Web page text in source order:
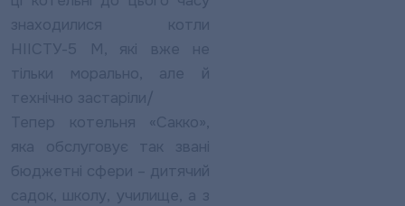
знаходилися котли
НІІСТУ-5 М, які вже не
тільки морально, але й
технічно застаріли/
Тепер котельня «Сакко»,
яка обслуговує так звані
бюджетні сфери – дитячий
садок, школу, училище, а з